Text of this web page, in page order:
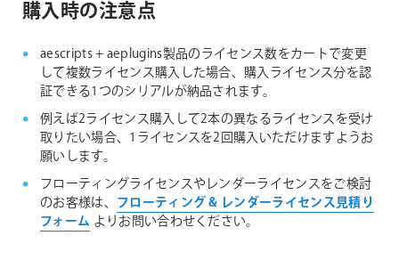
購入時の注意点
aescripts + aeplugins製品のライセンス数をカートで変更
して複数ライセンス購入した場合、購入ライセンス分を認
証できる1つのシリアルが納品されます。
例えば2ライセンス購入して2本の異なるライセンスを受け
取りたい場合、1ライセンスを2回購入いただけますようお
願いします。
フローティングライセンスやレンダーライセンスをご検討
のお客様は、 フローティング & レンダーライセンス見積り
フォーム よりお問い合わせください。